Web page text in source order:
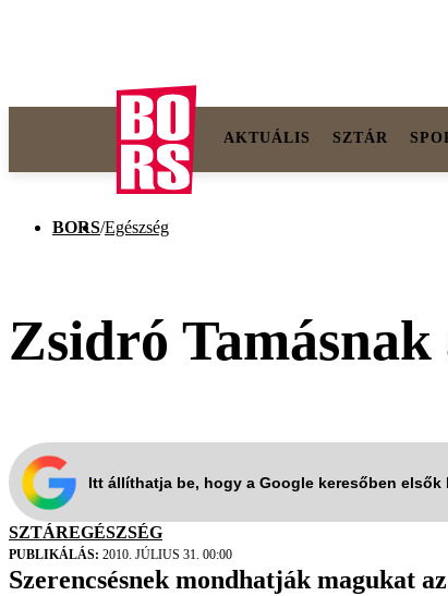
AKTUÁLIS SZTÁR
BORS/Egészség
Zsidró Tamásnak
Itt állíthatja be, hogy a Google keresőben elsők
SZTÁREGÉSZSÉG
PUBLIKÁLÁS: 2010. JÚLIUS 31. 00:00
Szerencsésnek mondhatják magukat